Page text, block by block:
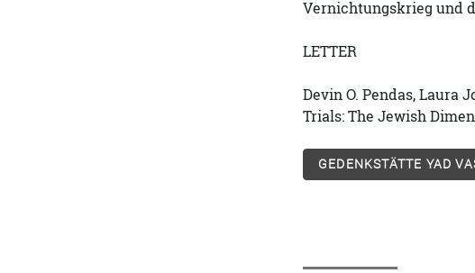
Vernichtungskrieg und
LETTER
Devin O. Pendas, Laura
Trials: The Jewish
GEDENKSTÄTTE YAD